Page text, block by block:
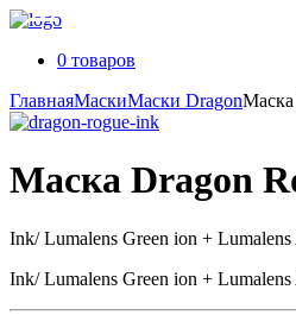
0 товаров
ГлавнаяМаскиМаски DragonМаска
Маска Dragon
Ink/ Lumalens Green ion + Lumalens
Ink/ Lumalens Green ion + Lumalens